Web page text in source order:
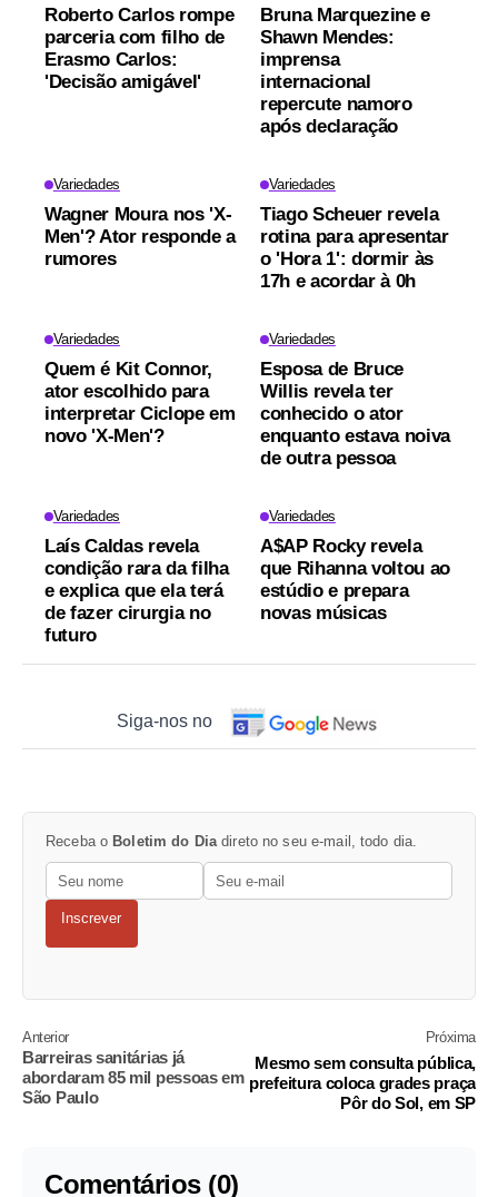
Roberto Carlos rompe
parceria com filho de
Erasmo Carlos:
'Decisão amigável'
Bruna Marquezine e
Shawn Mendes:
imprensa
internacional
repercute namoro
após declaração
Variedades
Wagner Moura nos 'X-
Men'? Ator responde a
rumores
Variedades
Tiago Scheuer revela
rotina para apresentar
o 'Hora 1': dormir às
17h e acordar à 0h
Variedades
Quem é Kit Connor,
ator escolhido para
interpretar Ciclope em
novo 'X-Men'?
Variedades
Esposa de Bruce
Willis revela ter
conhecido o ator
enquanto estava noiva
de outra pessoa
Variedades
Laís Caldas revela
condição rara da filha
e explica que ela terá
de fazer cirurgia no
futuro
Variedades
A$AP Rocky revela
que Rihanna voltou ao
estúdio e prepara
novas músicas
Siga-nos no
Receba o Boletim do Dia direto no seu e-mail, todo dia.
Inscrever
Anterior
Barreiras sanitárias já
abordaram 85 mil pessoas em
São Paulo
Próxima
Mesmo sem consulta pública,
prefeitura coloca grades praça
Pôr do Sol, em SP
Comentários (0)